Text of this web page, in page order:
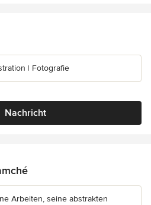
| Fotografie
Nachricht
Arbeiten, seine abstrakten